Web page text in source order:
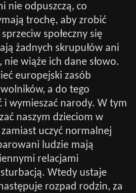
nie odpuszczą, co
trochę, aby zrobić
społeczny się
żadnych skrupułów ani
wiąże ich dane słowo.
europejski zasób
a do tego
i wymieszać narody. W tym
naszym dzieciom w
zamiast uczyć normalnej
ludzie mają
relacjami
Wtedy ustaje
rozpad rodzin, za